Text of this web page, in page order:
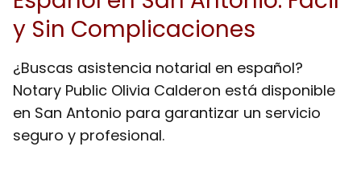
y Sin Complicaciones
¿Buscas asistencia notarial en español?
Notary Public Olivia Calderon está disponible
en San Antonio para garantizar un servicio
seguro y profesional.